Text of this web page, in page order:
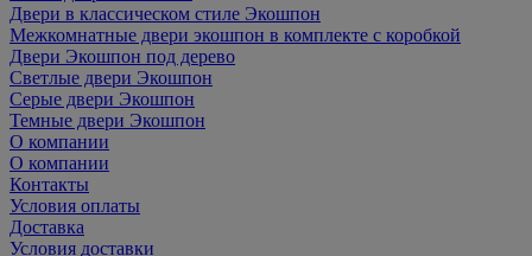
Двери в классическом стиле Экошпон
Межкомнатные двери экошпон в комплекте с коробкой
Двери Экошпон под дерево
Светлые двери Экошпон
Серые двери Экошпон
Темные двери Экошпон
О компании
О компании
Контакты
Условия оплаты
Доставка
Условия доставки